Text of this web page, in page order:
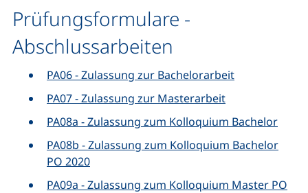
Prüfungsformulare -
Abschlussarbeiten
PA06 - Zulassung zur Bachelorarbeit
PA07 - Zulassung zur Masterarbeit
PA08a - Zulassung zum Kolloquium Bachelor
PA08b - Zulassung zum Kolloquium Bachelor
PO 2020
PA09a - Zulassung zum Kolloquium Master PO